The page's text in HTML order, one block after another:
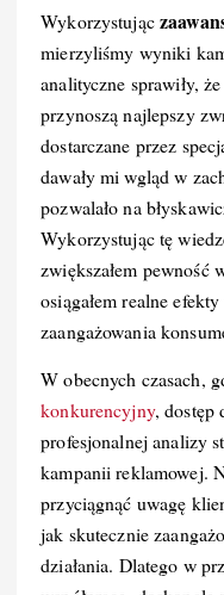
Wykorzystując
mierzyliśmy wyniki
analityczne sprawiły,
przynoszą najlepszy
dostarczane przez
dawały mi wgląd w
pozwalało na
Wykorzystując tę
zwiększałem pewność
osiągałem realne
zaangażowania
W obecnych czasach,
konkurencyjny, dostęp
profesjonalnej analizy
kampanii reklamowej.
przyciągnąć uwagę
jak skutecznie
działania. Dlatego w